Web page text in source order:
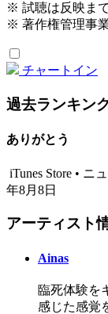
※ 試聴は反映ま
※ 著作権管理事
チャートイン
過去ランキン
ありがとう
iTunes Store • ニ
年8月8日
アーティスト
Ainas
臨死体験を
感じた感覚